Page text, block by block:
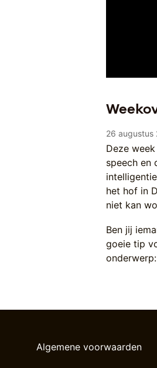
26 augustus
Deze
speech en
het hof in
niet kan
Ben jij
goeie tip
Algemene voorwaarden